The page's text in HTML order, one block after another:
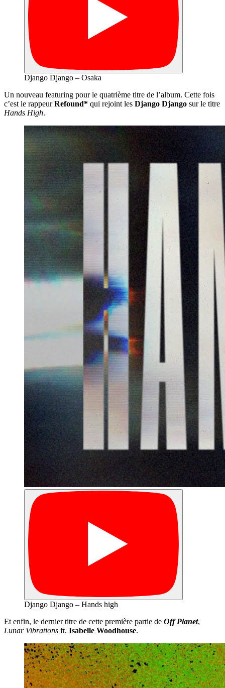
Django Django – Osaka
Un nouveau featuring pour le quatrième titre de l’album. Cette fois
c’est le rappeurRefound* qui rejoint les Django Django sur le titre
Hands High.
Django Django – Hands high
Et enfin, le dernier titre de cette première partie de Off Planet,
Lunar Vibrations ft. Isabelle Woodhouse.